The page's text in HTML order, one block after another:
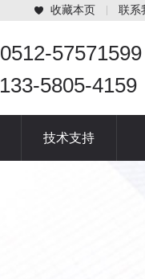
收藏本页 联系
0512-57571599
133-5805-4159
技术支持